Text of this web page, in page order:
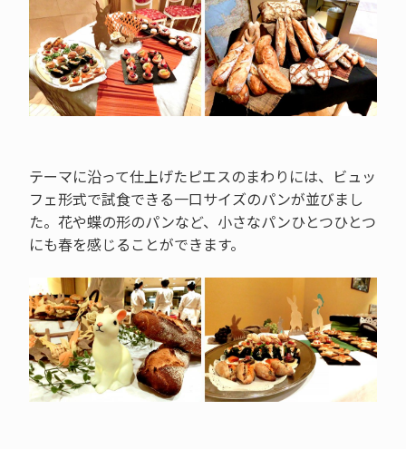
テーマに沿って仕上げたピエスのまわりには、ビュッ
フェ形式で試食できる一口サイズのパンが並びまし
た。花や蝶の形のパンなど、小さなパンひとつひとつ
にも春を感じることができます。